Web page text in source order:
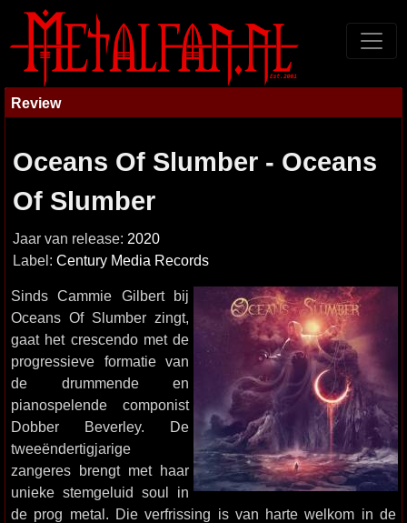
Review
Oceans Of Slumber - Oceans
Of Slumber
Jaar van release: 2020
Label: Century Media Records
Sinds Cammie Gilbert bij
Oceans Of Slumber zingt,
gaat het crescendo met de
progressieve formatie van
de drummende en
pianospelende componist
Dobber Beverley. De
tweeëndertigjarige
zangeres brengt met haar
unieke stemgeluid soul in
de prog metal. Die verfrissing is van harte welkom in de